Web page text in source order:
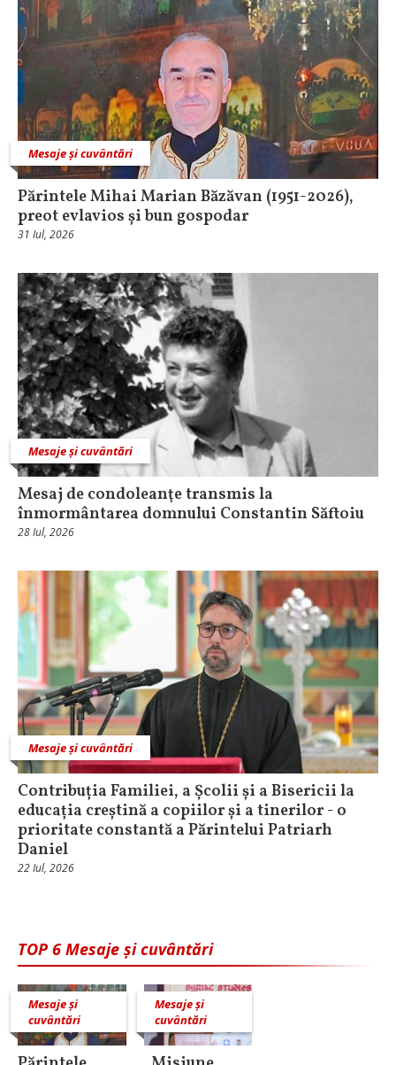
Mesaje și cuvântări
Părintele Mihai Marian Băzăvan (1951-2026),
preot evlavios și bun gospodar
31 Iul, 2026
Mesaje și cuvântări
Mesaj de condoleanţe transmis la
înmormântarea domnului Constantin Săftoiu
28 Iul, 2026
Mesaje și cuvântări
Contribuția Familiei, a Școlii și a Bisericii la
educația creștină a copiilor și a tinerilor - o
prioritate constantă a Părintelui Patriarh
Daniel
22 Iul, 2026
TOP 6 Mesaje și cuvântări
Mesaje și
cuvântări
Mesaje și
cuvântări